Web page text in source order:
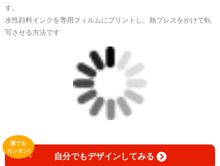
す。
水性顔料インクを専用フィルムにプリントし、熱プレスをかけて転
写させる方法です
自分でもデザインしてみる
誰でも
カンタン!